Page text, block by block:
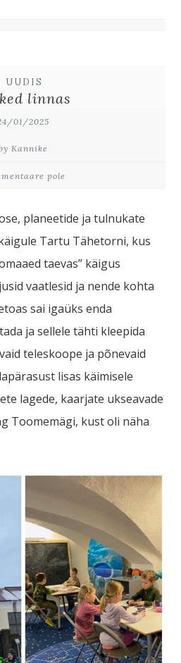
UUDIS
linnas
01/2025
Kannike
pole
planeetide ja tulnukate
Tartu Tähetorni, kus
taevas” käigus
vaatlesid ja nende kohta
sai igaüks enda
ja sellele tähti kleepida
teleskoope ja põnevaid
lisas käimisele
lagede, kaarjate ukseavade
Toomemägi, kust oli näha